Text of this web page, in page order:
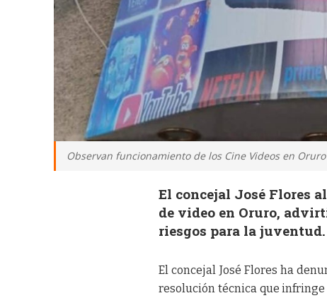
Observan funcionamiento de los Cine Videos en
El concejal José Flores
de video en Oruro,
riesgos para la juventud.
El concejal José Flores ha
resolución técnica que